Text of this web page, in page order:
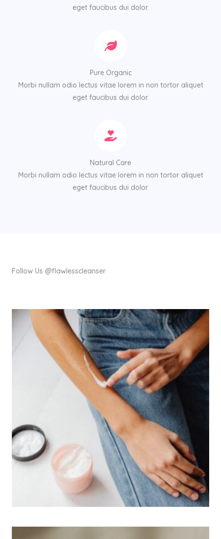
eget faucibus dui dolor.
Pure Organic
Morbi nullam odio lectus vitae lorem in non tortor aliquet
eget faucibus dui dolor.
Natural Care
Morbi nullam odio lectus vitae lorem in non tortor aliquet
eget faucibus dui dolor.
Follow Us @flawlesscleanser